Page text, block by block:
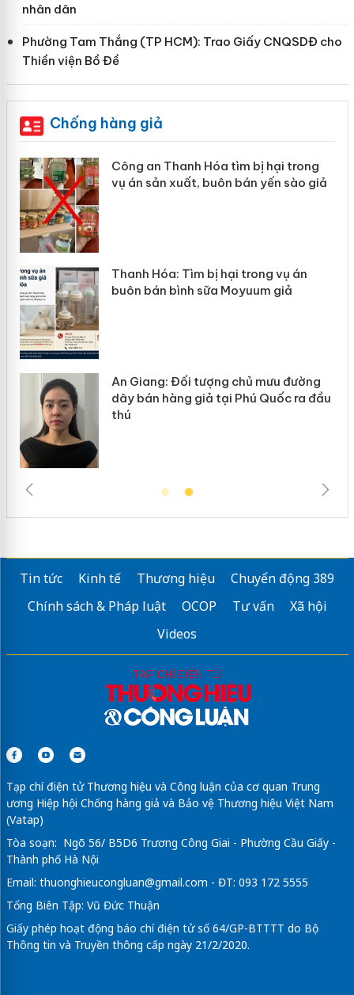
nhân dân
Phường Tam Thắng (TP HCM): Trao Giấy CNQSDĐ cho
Thiền viện Bồ Đề
Chống hàng giả
trong
sào giả
vụ án
giả
đường
ra đầu
Lào Cai xử lý 83 vụ vi phạm
mại trong tháng 7
Hưng Yên: Xử lý 6 hộ kinh doanh
hàng giả mạo nhãn hiệu Adidas,
Cà Mau: Tiêu hủy công khai hàng
ngàn sản phẩm nhập lậu, bảo vệ
Tin tức Kinh tế Thương hiệu
Chuyển động 389
Chính sách & Pháp luật
OCOP Tư vấn
Xã hội
Videos
Tạp chí điện tử Thương hiệu và Công luận của cơ quan Trung
ương Hiệp hội Chống hàng giả và Bảo vệ Thương hiệu Việt Nam
(Vatap)
Tòa soạn: Ngõ 56/ B5D6 Trương Công Giai - Phường Cầu Giấy -
Thành phố Hà Nội
Email: thuonghieucongluan@gmail.com - ĐT: 093 172 5555
Tổng Biên Tập: Vũ Đức Thuận
Giấy phép hoạt động báo chí điện tử số 64/GP-BTTTT do Bộ
Thông tin và Truyền thông cấp ngày 21/2/2020.